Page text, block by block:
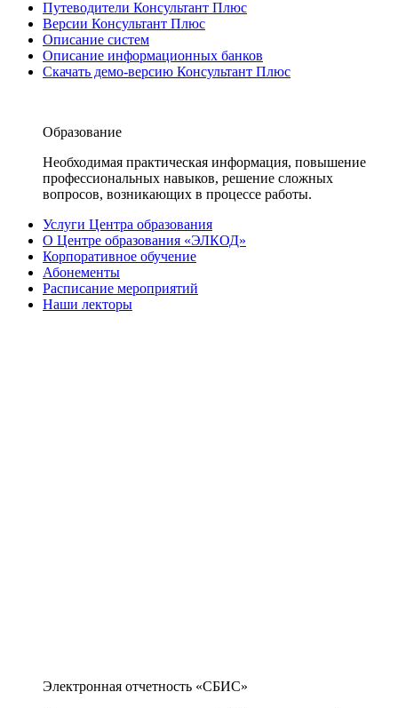
Путеводители Консультант Плюс
Версии Консультант Плюс
Описание систем
Описание информационных банков
Скачать демо-версию Консультант Плюс
Образование
Необходимая практическая информация, повышение
профессиональных навыков, решение сложных
вопросов, возникающих в процессе работы.
Услуги Центра образования
О Центре образования «ЭЛКОД»
Корпоративное обучение
Абонементы
Расписание мероприятий
Наши лекторы
Электронная отчетность «СБИС»